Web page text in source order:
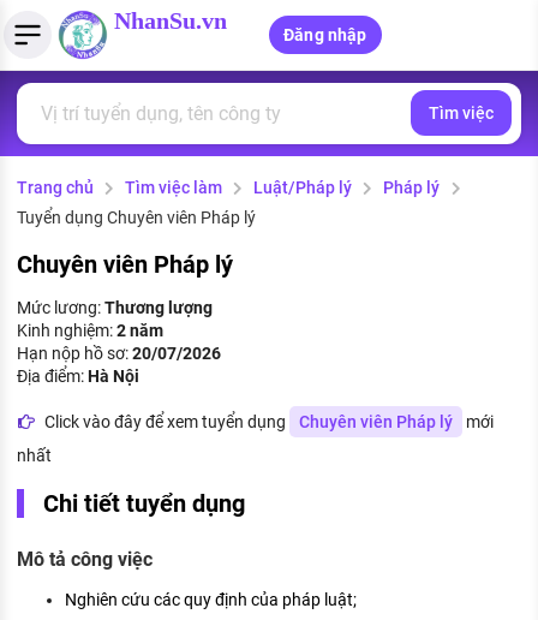
NhanSu.vn
Đăng nhập
Tìm việc làm
Việc làm ngành luật
Việc làm tốt nhất
CÔNG TY
Danh sách nhà tuyển dụng
Quản lý CV
Tải CV lên
MẪU CV THEO STYLE
Mẫu CV đơn giản
Mẫu CV hiện đại
Tính lương Gross - Net
Tính thuế thu nhập cá nhân
PHÁP LUẬT VIỆT NAM
Văn bản pháp luật
Chính sách mới
PHÁP LUẬT LAO ĐỘNG
Lao động và tiền lương
Bảo hiểm và phúc lợi
Thuế thu nhập
Chính sách lao động
KHÁM PHÁ NGHỀ NGHIỆP
Tử vi nghề nghiệp
Tìm việc
Trang chủ Tìm việc làm Luật/Pháp lý
Pháp lý
Tuyển dụng Chuyên viên Pháp lý
Chuyên viên Pháp lý
Mức lương:Thương lượng
Kinh nghiệm:2 năm
Hạn nộp hồ sơ:20/07/2026
Địa điểm:Hà Nội
Click vào đây để xem tuyển dụng Chuyên viên Pháp lý
mới
nhất
Chi tiết tuyển dụng
Mô tả công việc
Nghiên cứu các quy định của pháp luật;